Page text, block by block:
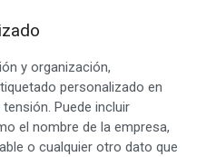
y organización,
personalizado en
Puede incluir
el nombre de la empresa,
o cualquier otro dato que